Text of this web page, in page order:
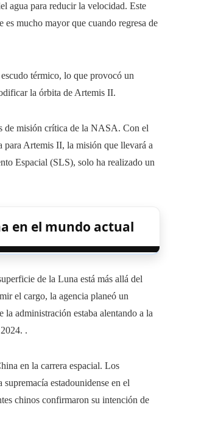
agua para reducir la velocidad. Este
es mucho mayor que cuando regresa de
térmico, lo que provocó un
la órbita de Artemis II.
de misión crítica de la NASA. Con el
para Artemis II, la misión que llevará a
Espacial (SLS), solo ha realizado un
en el mundo actual
de la Luna está más allá del
el cargo, la agencia planeó un
administración estaba alentando a la
.
en la carrera espacial. Los
estadounidense en el
chinos confirmaron su intención de